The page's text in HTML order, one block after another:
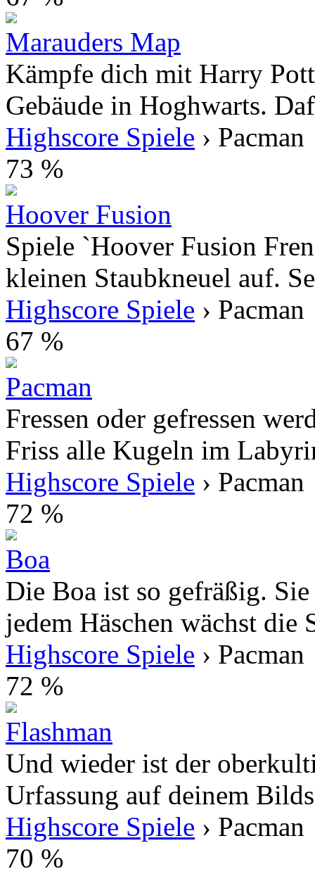
Marauders Map
Kämpfe dich mit Harry
Gebäude in Hoghwarts.
Highscore Spiele › Pacman
73 %
Hoover Fusion
Spiele `Hoover Fusion
kleinen Staubkneuel auf.
Highscore Spiele › Pacman
67 %
Pacman
Fressen oder gefressen
Friss alle Kugeln im
Highscore Spiele › Pacman
72 %
Boa
Die Boa ist so gefräßig.
jedem Häschen wächst die
Highscore Spiele › Pacman
72 %
Flashman
Und wieder ist der
Urfassung auf deinem
Highscore Spiele › Pacman
70 %